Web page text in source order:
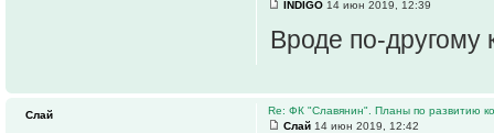
INDIGO 14 июн 2019, 12:39
Вроде по-
Re: ФК "Славянин". Планы по развитию
Слай 14 июн 2019, 12:42
Слай